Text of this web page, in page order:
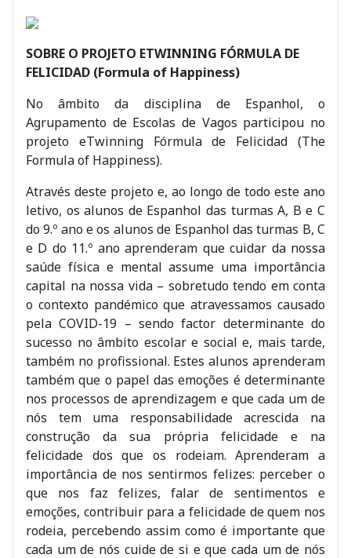
SOBRE O PROJETO ETWINNING FÓRMULA DE
FELICIDAD (Formula of Happiness)
No âmbito da disciplina de Espanhol, o
Agrupamento de Escolas de Vagos participou no
projeto eTwinning Fórmula de Felicidad (The
Formula of Happiness).
Através deste projeto e, ao longo de todo este ano
letivo, os alunos de Espanhol das turmas A, B e C
do 9.º ano e os alunos de Espanhol das turmas B, C
e D do 11.º ano aprenderam que cuidar da nossa
saúde física e mental assume uma importância
capital na nossa vida – sobretudo tendo em conta
o contexto pandémico que atravessamos causado
pela COVID-19 – sendo factor determinante do
sucesso no âmbito escolar e social e, mais tarde,
também no profissional. Estes alunos aprenderam
também que o papel das emoções é determinante
nos processos de aprendizagem e que cada um de
nós tem uma responsabilidade acrescida na
construção da sua própria felicidade e na
felicidade dos que os rodeiam. Aprenderam a
importância de nos sentirmos felizes: perceber o
que nos faz felizes, falar de sentimentos e
emoções, contribuir para a felicidade de quem nos
rodeia, percebendo assim como é importante que
cada um de nós cuide de si e que cada um de nós